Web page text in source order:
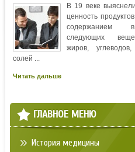
В 19 веке
ценность
содержанием
следующих
жиров,
солей ...
Читать дальше
ГЛАВНОЕ МЕНЮ
История медицины